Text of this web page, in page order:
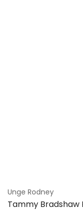
Unge Rodney
Tammy Bradshaw